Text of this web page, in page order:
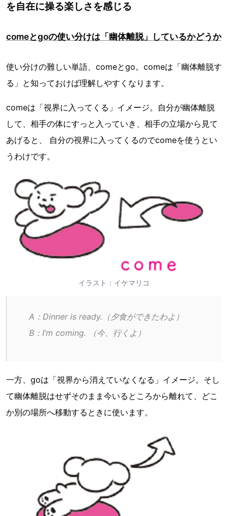
を自在に操る楽しさを感じる
comeとgoの使い分けは「幽体離脱」しているかどうか
使い分けの難しい単語、comeとgo。comeは「幽体離脱す
る」と知っておけば理解しやすくなります。
comeは「視界に入ってくる」イメージ。自分が幽体離脱
して、相手の体にすっと入っていき、相手の立場から見て
あげると、 自分の視界に入ってくるのでcomeを使うとい
うわけです。
イラスト：イケマリコ
A：Dinner is ready.（夕食ができたわよ）
B：I’m coming. （今、行くよ）
一方、goは「視界から消えていなくなる」イメージ。そし
て幽体離脱はせずそのまま今いるところから離れて、どこ
か別の場所へ移動するときに使います。